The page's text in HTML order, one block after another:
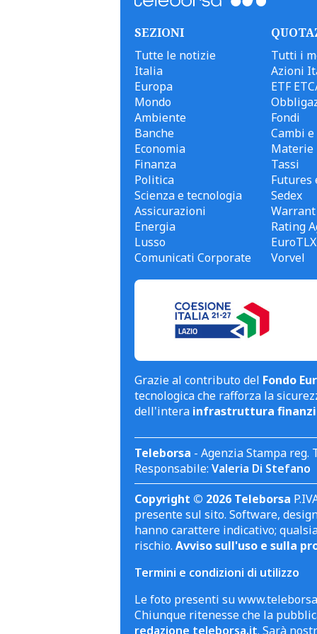
SEZIONI
Tutte le notizie
Italia
Europa
Mondo
Ambiente
Banche
Economia
Finanza
Politica
Scienza e tecnologia
Assicurazioni
Energia
Lusso
Comunicati Corporate
Tutti i
Azioni
ETF
Fondi
Cambi
Materie
Tassi
Futures
Sedex
Warrant
Rating
EuroTLX
Vorvel
Grazie al contributo del Fondo
tecnologica che rafforza la
dell'intera infrastruttura
Teleborsa - Agenzia Stampa
Responsabile: Valeria Di Stefano
Copyright © 2026 Teleborsa
presente sul sito. Software,
hanno carattere indicativo;
rischio. Avviso sull'uso e sulla
Termini e condizioni di utilizzo
Le foto presenti su
Chiunque ritenesse che la
redazione teleborsa.it. Sarà